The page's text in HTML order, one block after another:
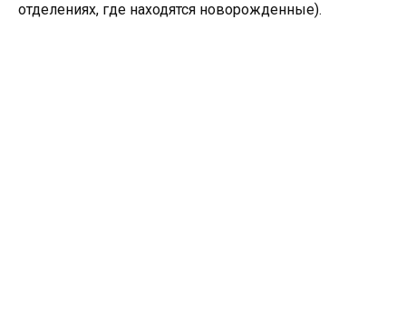
отделениях, где находятся новорожденные).